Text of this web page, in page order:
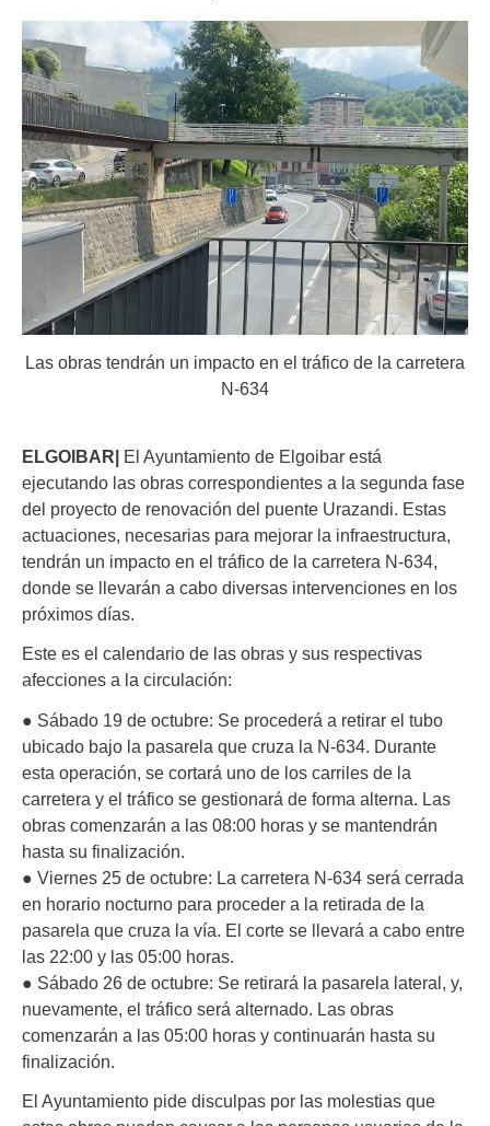
Las obras tendrán un impacto en el tráfico de la carretera
N-634
ELGOIBAR| El Ayuntamiento de Elgoibar está
ejecutando las obras correspondientes a la segunda fase
del proyecto de renovación del puente Urazandi. Estas
actuaciones, necesarias para mejorar la infraestructura,
tendrán un impacto en el tráfico de la carretera N-634,
donde se llevarán a cabo diversas intervenciones en los
próximos días.
Este es el calendario de las obras y sus respectivas
afecciones a la circulación:
● Sábado 19 de octubre: Se procederá a retirar el tubo
ubicado bajo la pasarela que cruza la N-634. Durante
esta operación, se cortará uno de los carriles de la
carretera y el tráfico se gestionará de forma alterna. Las
obras comenzarán a las 08:00 horas y se mantendrán
hasta su finalización.
● Viernes 25 de octubre: La carretera N-634 será cerrada
en horario nocturno para proceder a la retirada de la
pasarela que cruza la vía. El corte se llevará a cabo entre
las 22:00 y las 05:00 horas.
● Sábado 26 de octubre: Se retirará la pasarela lateral, y,
nuevamente, el tráfico será alternado. Las obras
comenzarán a las 05:00 horas y continuarán hasta su
finalización.
El Ayuntamiento pide disculpas por las molestias que